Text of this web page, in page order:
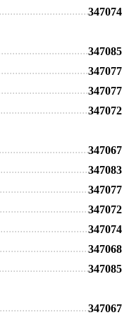
347074
347085
347077
347077
347072
347067
347083
347077
347072
347074
347068
347085
347067